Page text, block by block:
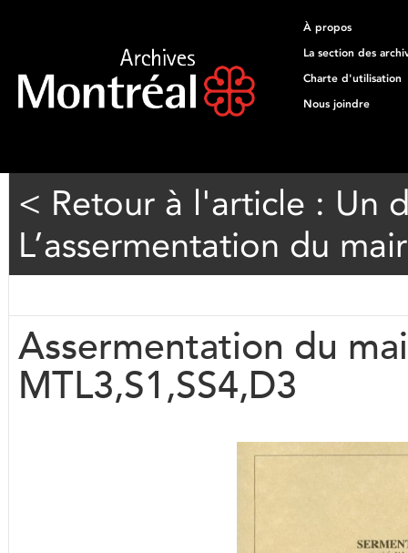
À propos
La section des
Charte d'utilisation
Nous joindre
< Retour à l'article : Un
L’assermentation du
Assermentation du
MTL3,S1,SS4,D3